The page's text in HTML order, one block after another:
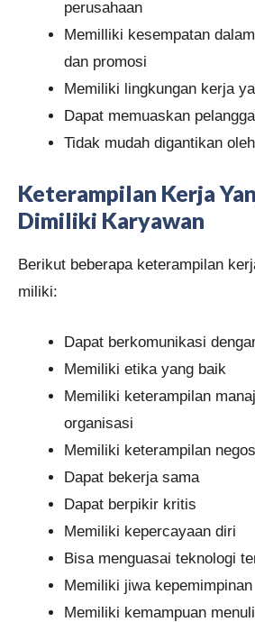
perusahaan
Memilliki kesempatan
dan promosi
Memiliki lingkungan kerja
Dapat memuaskan
Tidak mudah digantikan
Keterampilan Kerja
Dimiliki Karyawan
Berikut beberapa keterampilan
miliki:
Dapat berkomunikasi
Memiliki etika yang baik
Memiliki keterampilan
organisasi
Memiliki keterampilan
Dapat bekerja sama
Dapat berpikir kritis
Memiliki kepercayaan diri
Bisa menguasai teknologi
Memiliki jiwa kepemimpinan
Memiliki kemampuan